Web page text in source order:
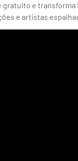
e transforma
e artistas